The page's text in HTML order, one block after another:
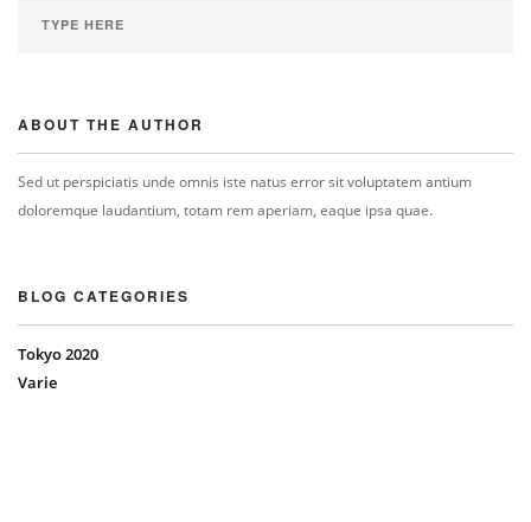
ABOUT THE AUTHOR
Sed ut perspiciatis unde omnis iste natus error sit voluptatem antium
doloremque laudantium, totam rem aperiam, eaque ipsa quae.
BLOG CATEGORIES
Tokyo 2020
Varie